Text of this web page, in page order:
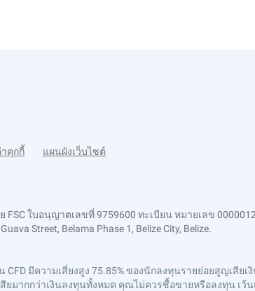
คุกกี้ แผนผังเว็บไซต์
ใบอนุญาตเลขที่ 9759600 ทะเบียน หมายเลข
Street, Belama Phase 1, Belize City, Belize.
CFD มีความเสี่ยงสูง 75.85% ของนักลงทุนรายย่อยสูญเสี
ากกว่าเงินลงทุนทั้งหมด คุณไม่ควรซื้อขายหรือลงทุน เว้น